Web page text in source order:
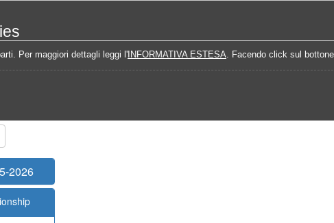
Per maggiori dettagli leggi l' INFORMATIVA ESTESA. Facendo click sul
- Championship 2025-2026 Analisi Prossimo Turno
2026